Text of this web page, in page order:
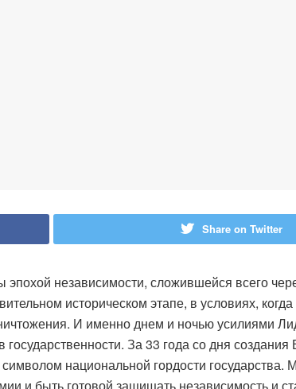
Share on Twitter
независимости, сложившейся всего
историческом этапе, в условиях,
И именно днем ​​и ночью усилиями
За 33 года со дня
национальной гордости государства.